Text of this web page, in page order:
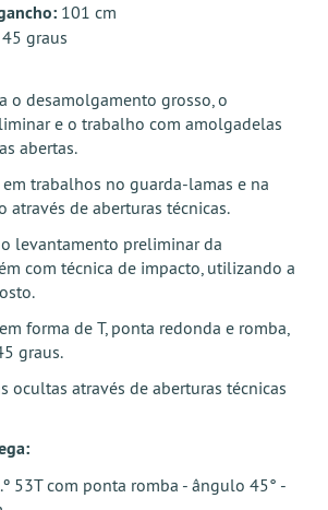
101 cm
45 graus
o desamolgamento grosso, o
e o trabalho com amolgadelas
abertas.
trabalhos no guarda-lamas e na
através de aberturas técnicas.
levantamento preliminar da
com técnica de impacto, utilizando a
forma de T, ponta redonda e romba,
graus.
ocultas através de aberturas técnicas
53T com ponta romba - ângulo 45° -